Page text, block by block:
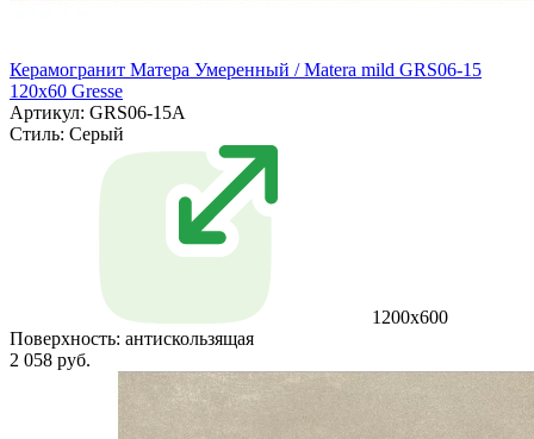
Керамогранит Матера Умеренный / Matera mild GRS06-15
120х60 Gresse
Артикул: GRS06-15A
Стиль: Серый
1200х600
Поверхность: антискользящая
2 058 руб.